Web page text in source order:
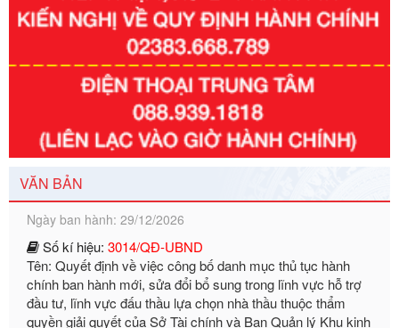
VĂN BẢN
Số kí hiệu:
351/2025/NĐ-CP
Tên: Nghị định số 351/2025/NĐ-CP của Chính phủ: Quy
định chuẩn nghèo đa chiều quốc gia giai đoạn 2026 - 2030
Ngày ban hành: 29/12/2026
Số kí hiệu:3014/QĐ-UBND
Tên: Quyết định về việc công bố danh mục thủ tục hành
chính ban hành mới, sửa đổi bổ sung trong lĩnh vực hỗ trợ
đầu tư, lĩnh vực đấu thầu lựa chọn nhà thầu thuộc thẩm
quyền giải quyết của Sở Tài chính và Ban Quản lý Khu kinh
tế Đông Nam Nghệ An
Ngày ban hành: 23/09/2026